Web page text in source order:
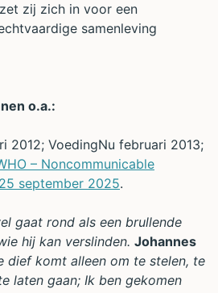
zij zich in voor een
samenleving
o.a.:
2012; VoedingNu februari 2013;
– Noncommunicable
september 2025.
gaat rond als een brullende
hij kan verslinden. Johannes
dief komt alleen om te stelen, te
laten gaan; Ik ben gekomen